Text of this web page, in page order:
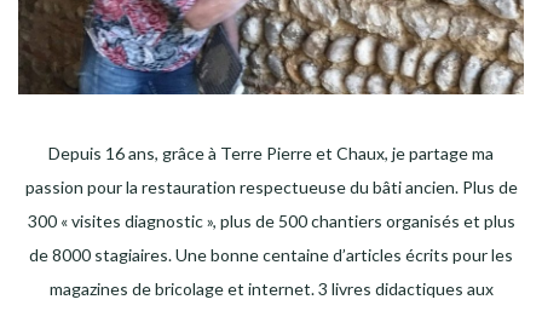
Depuis 16 ans, grâce à Terre Pierre et Chaux, je partage ma
passion pour la restauration respectueuse du bâti ancien. Plus de
300 « visites diagnostic », plus de 500 chantiers organisés et plus
de 8000 stagiaires. Une bonne centaine d’articles écrits pour les
magazines de bricolage et internet. 3 livres didactiques aux